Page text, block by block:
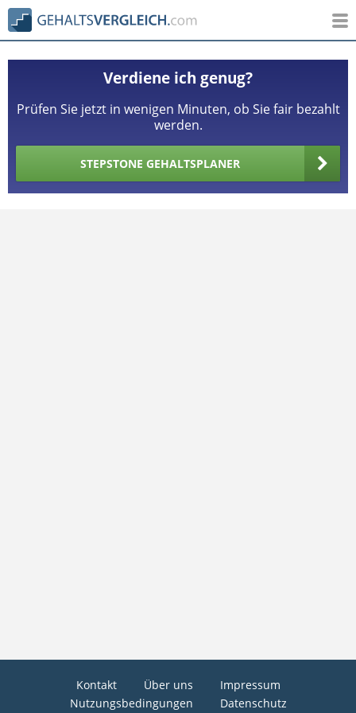
Verdiene ich genug?
Prüfen Sie jetzt in wenigen Minuten, ob Sie fair bezahlt
werden.
STEPSTONE GEHALTSPLANER
Kontakt Über uns
Impressum
Nutzungsbedingungen
Datenschutz